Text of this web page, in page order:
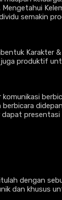
semakin
Karakter
produktif
presentasi
dengan
dan khusus